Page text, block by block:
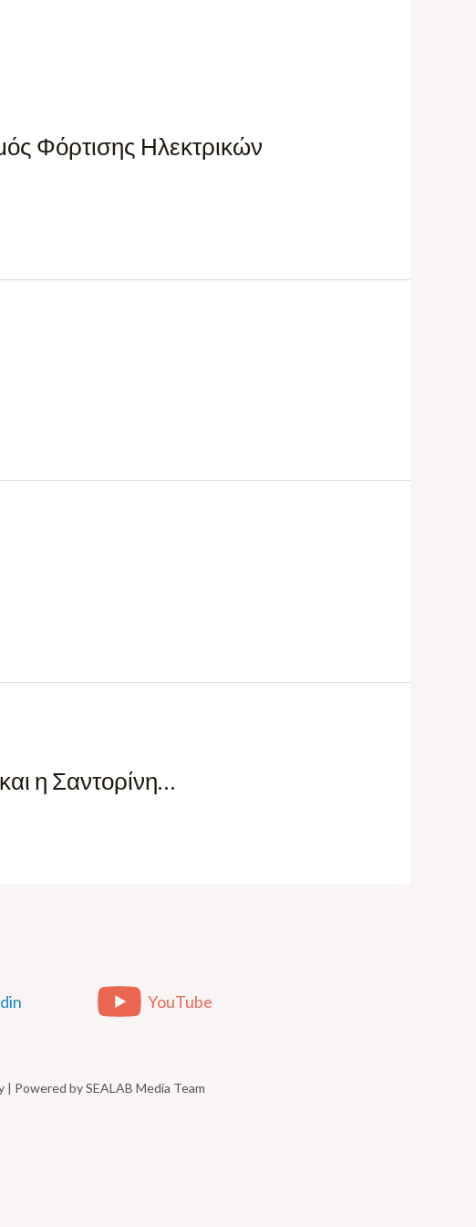
Φόρτισης Ηλεκτρικών
η Σαντορίνη…
YouTube
by SEALAB Media Team